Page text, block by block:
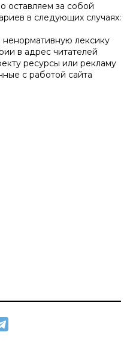
за собой
в следующих случаях:
лексику
в адрес читателей
ресурсы или рекламу
с работой сайта